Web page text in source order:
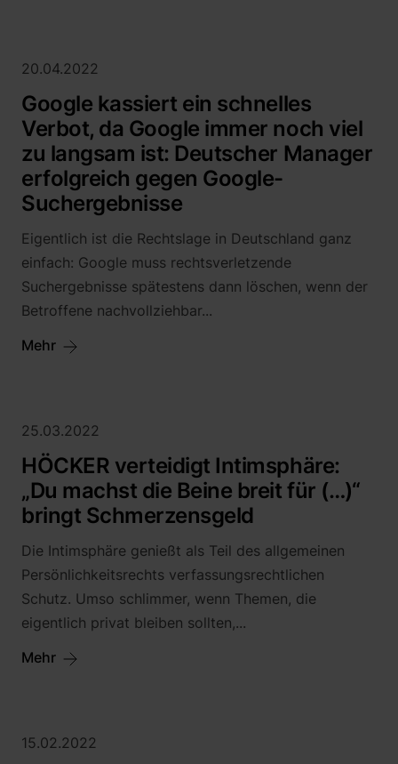
20.04.2022
Google kassiert ein schnelles
Verbot, da Google immer noch viel
zu langsam ist: Deutscher Manager
erfolgreich gegen Google-
Suchergebnisse
Eigentlich ist die Rechtslage in Deutschland ganz
einfach: Google muss rechtsverletzende
Suchergebnisse spätestens dann löschen, wenn der
Betroffene nachvollziehbar...
Mehr
25.03.2022
HÖCKER verteidigt Intimsphäre:
„Du machst die Beine breit für (…)“
bringt Schmerzensgeld
Die Intimsphäre genießt als Teil des allgemeinen
Persönlichkeitsrechts verfassungsrechtlichen
Schutz. Umso schlimmer, wenn Themen, die
eigentlich privat bleiben sollten,...
Mehr
15.02.2022